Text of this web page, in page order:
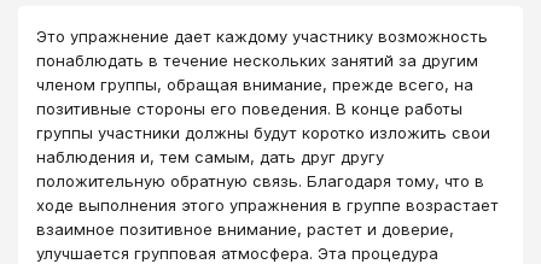
​Это упражнение дает каждому участнику возможность
понаблюдать в течение нескольких занятий за другим
членом группы, обращая внимание, прежде всего, на
позитивные стороны его поведения. В конце работы
группы участники должны будут коротко изложить свои
наблюдения и, тем самым, дать друг другу
положительную обратную связь. Благодаря тому, что в
ходе выполнения этого упражнения в группе возрастает
взаимное позитивное внимание, растет и доверие,
улучшается групповая атмосфера. Эта процедура